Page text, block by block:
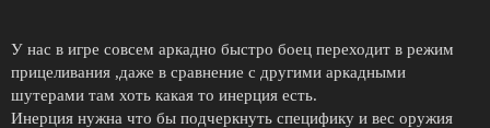
У нас в игре совсем аркадно быстро боец переходит в режим
прицеливания ,даже в сравнение с другими аркадными
шутерами там хоть какая то инерция есть.
Инерция нужна что бы подчеркнуть специфику и вес оружия